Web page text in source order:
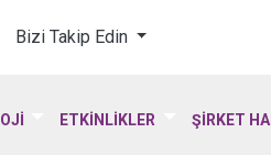
&
Bizi Takip Edin
ETKİNLİKLER ŞİRKET